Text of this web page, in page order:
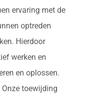
ervaring met de
optreden
Hierdoor
werken en
en oplossen.
Onze toewijding